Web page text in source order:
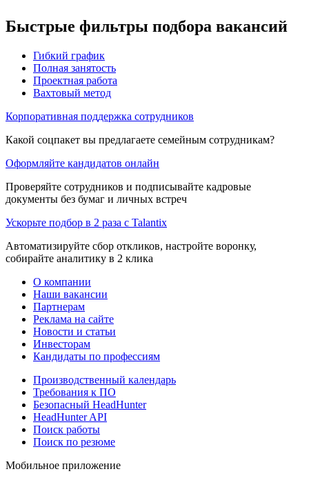
Быстрые фильтры подбора вакансий
Гибкий график
Полная занятость
Проектная работа
Вахтовый метод
Корпоративная поддержка сотрудников
Какой соцпакет вы предлагаете семейным сотрудникам?
Оформляйте кандидатов онлайн
Проверяйте сотрудников и подписывайте кадровые
документы без бумаг и личных встреч
Ускорьте подбор в 2 раза с Talantix
Автоматизируйте сбор откликов, настройте воронку,
собирайте аналитику в 2 клика
О компании
Наши вакансии
Партнерам
Реклама на сайте
Новости и статьи
Инвесторам
Кандидаты по профессиям
Производственный календарь
Требования к ПО
Безопасный HeadHunter
HeadHunter API
Поиск работы
Поиск по резюме
Мобильное приложение